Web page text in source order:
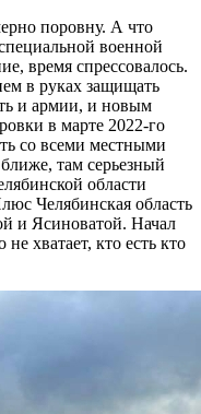
поровну. А что
военной
время спрессовалось.
в руках защищать
и армии, и новым
в марте 2022-го
со всеми местными
там серьезный
области
Челябинская область
и Ясиноватой. Начал
хватает, кто есть кто